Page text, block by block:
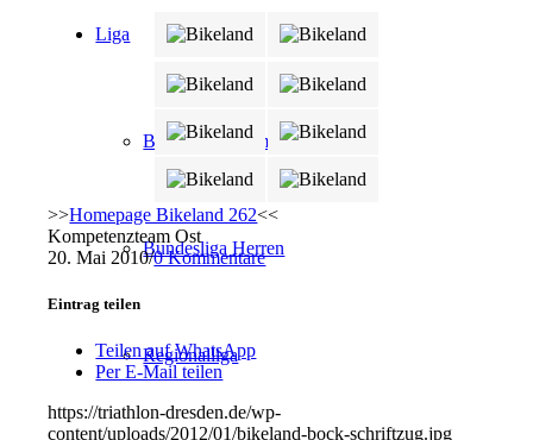
Liga
Bundesliga Damen
Bundesliga Herren
Regionalliga
>>Homepage Bikeland 262<<
Kompetenzteam Ost
20. Mai 2010/0 Kommentare
Eintrag teilen
Teilen auf WhatsApp
Per E-Mail teilen
https://triathlon-dresden.de/wp-
content/uploads/2012/01/bikeland-bock-schriftzug.jpg